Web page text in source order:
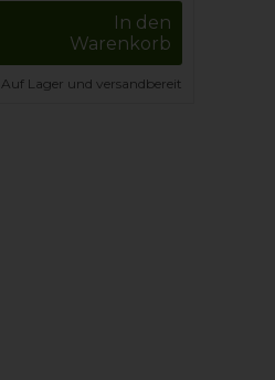
In den
Warenkorb
Auf Lager und versandbereit